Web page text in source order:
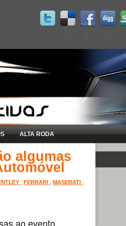
ALTA RODA
algumas
FERRARI MASERATI
ao evento